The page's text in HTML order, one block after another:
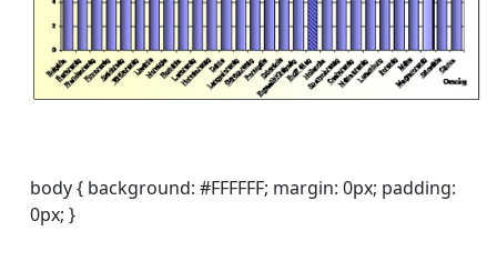
body { background: #FFFFFF; margin: 0px; padding:
0px; }